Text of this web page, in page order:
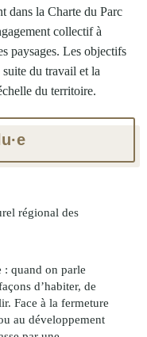
dans la Charte du Parc
collectif à
paysages. Les objectifs
du travail et la
du territoire.
régional des
: quand on parle
d’habiter, de
Face à la fermeture
au développement